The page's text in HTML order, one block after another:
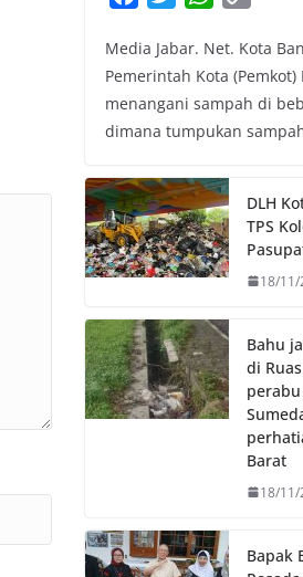
c
e
b
o
k
i
t
t
e
a
t
s
A
p
p
y
L
i
k
Media Jabar. Net. Kota
Pemerintah Kota
menangani sampah di
dimana tumpukan
DLH
TPS
18/11/
Bahu
di
Barat
18/11/
Bapak